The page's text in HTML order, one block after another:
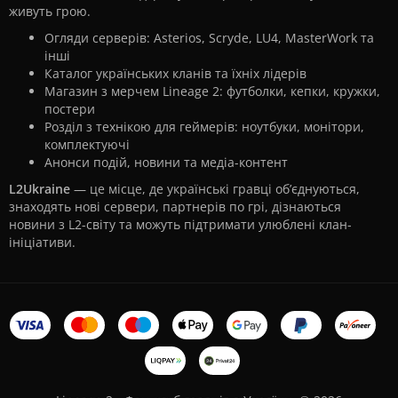
живуть грою.
Огляди серверів: Asterios, Scryde, LU4, MasterWork та
інші
Каталог українських кланів та їхніх лідерів
Магазин з мерчем Lineage 2: футболки, кепки, кружки,
постери
Розділ з технікою для геймерів: ноутбуки, монітори,
комплектуючі
Анонси подій, новини та медіа-контент
L2Ukraine — це місце, де українські гравці об’єднуються,
знаходять нові сервери, партнерів по грі, дізнаються
новини з L2-світу та можуть підтримати улюблені клан-
ініціативи.